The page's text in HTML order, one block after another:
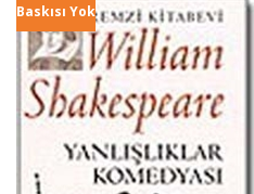
Baskısı Yok